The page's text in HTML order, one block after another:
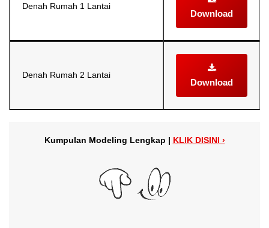
Denah Rumah 1 Lantai
Download
Denah Rumah 2 Lantai
Download
Kumpulan Modeling Lengkap | KLIK DISINI ›